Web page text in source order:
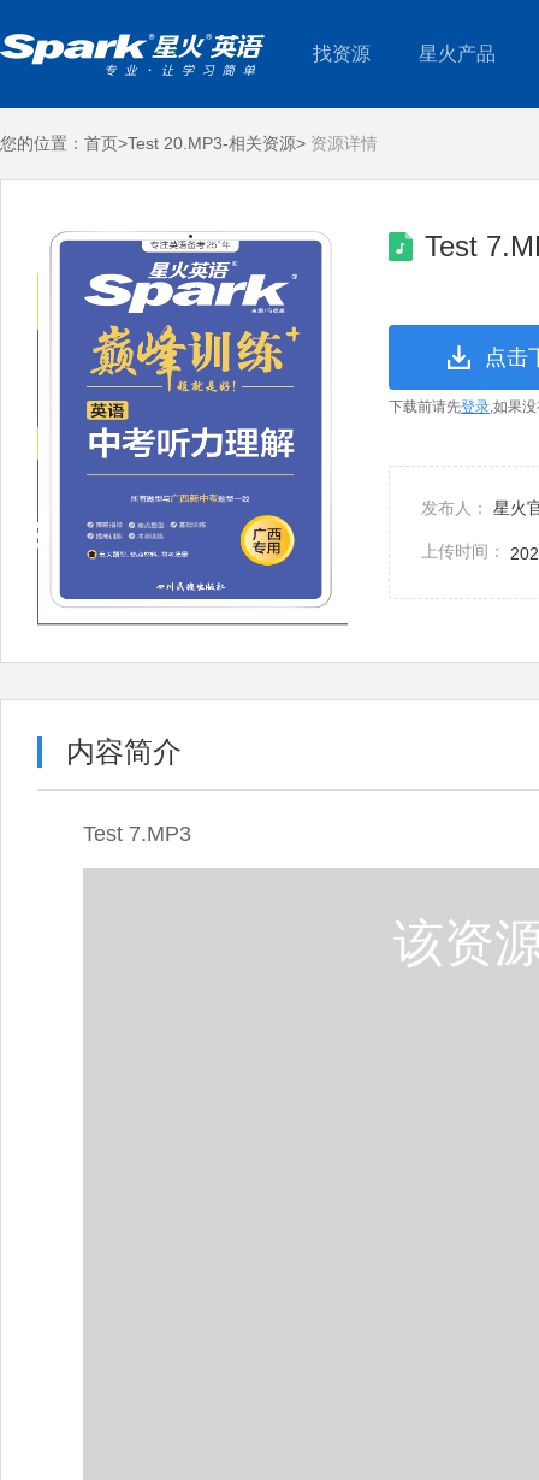
找资源 星火产品
您的位置： 首页>Test 20.MP3-相关资源> 资源详情
Test
点击
下载前请先登录,如果
发布人： 星火
上传时间：
内容简介
Test 7.MP3
该资